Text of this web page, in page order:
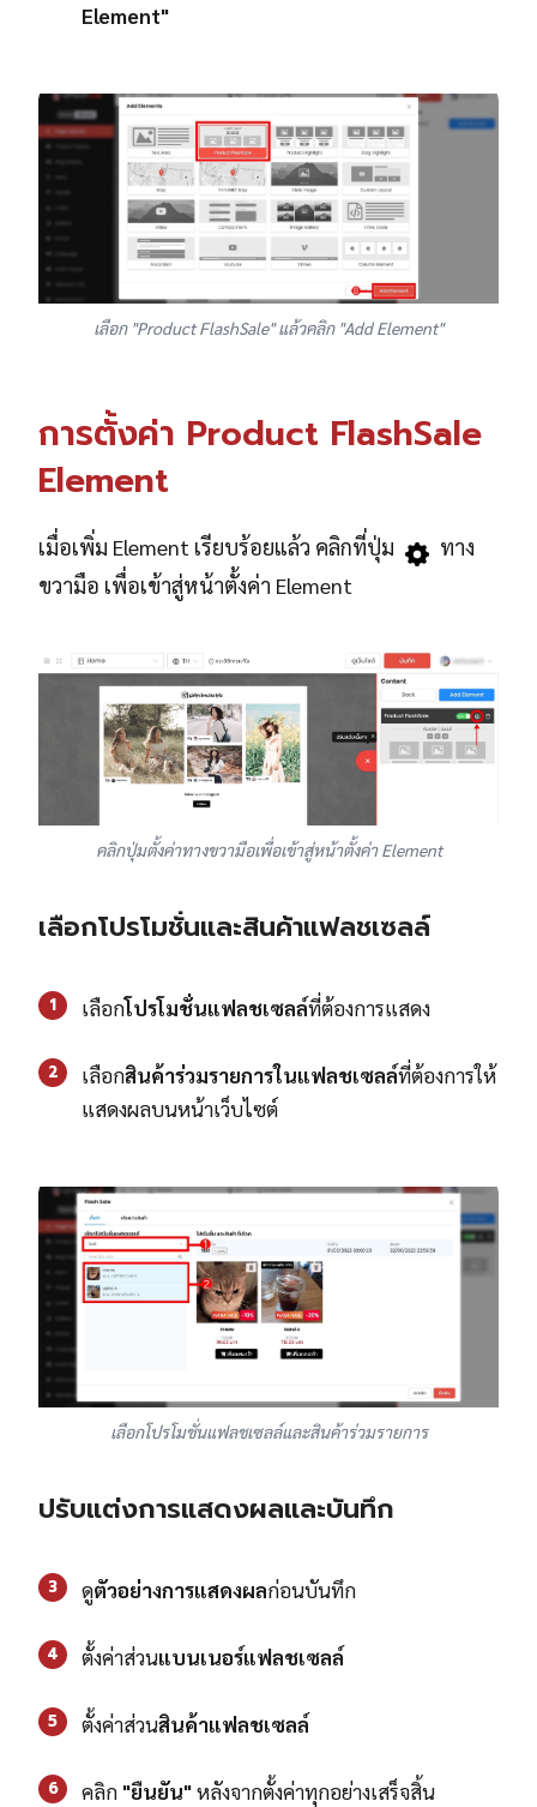
Element"
เลือก "Product FlashSale" แล้วคลิก "Add Element"
การตั้งค่า Product FlashSale
Element
เมื่อเพิ่ม Element เรียบร้อยแล้ว คลิกที่ปุ่ม
ทาง
ขวามือ เพื่อเข้าสู่หน้าตั้งค่า Element
คลิกปุ่มตั้งค่าทางขวามือเพื่อเข้าสู่หน้าตั้งค่า Element
เลือกโปรโมชั่นและสินค้าแฟลชเซลล์
1 เลือกโปรโมชั่นแฟลชเซลล์ที่ต้องการแสดง
2 เลือกสินค้าร่วมรายการในแฟลชเซลล์ที่ต้องการให้
แสดงผลบนหน้าเว็บไซต์
เลือกโปรโมชั่นแฟลชเซลล์และสินค้าร่วมรายการ
ปรับแต่งการแสดงผลและบันทึก
3 ดูตัวอย่างการแสดงผลก่อนบันทึก
4 ตั้งค่าส่วนแบนเนอร์แฟลชเซลล์
5 ตั้งค่าส่วนสินค้าแฟลชเซลล์
6 คลิก "ยืนยัน"หลังจากตั้งค่าทุกอย่างเสร็จสิ้น